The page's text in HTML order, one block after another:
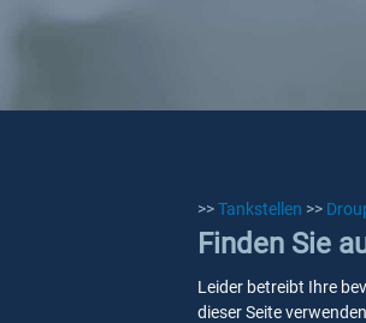
>>Tankstellen >>
Finden Sie
Leider betreibt Ihre
dieser Seite